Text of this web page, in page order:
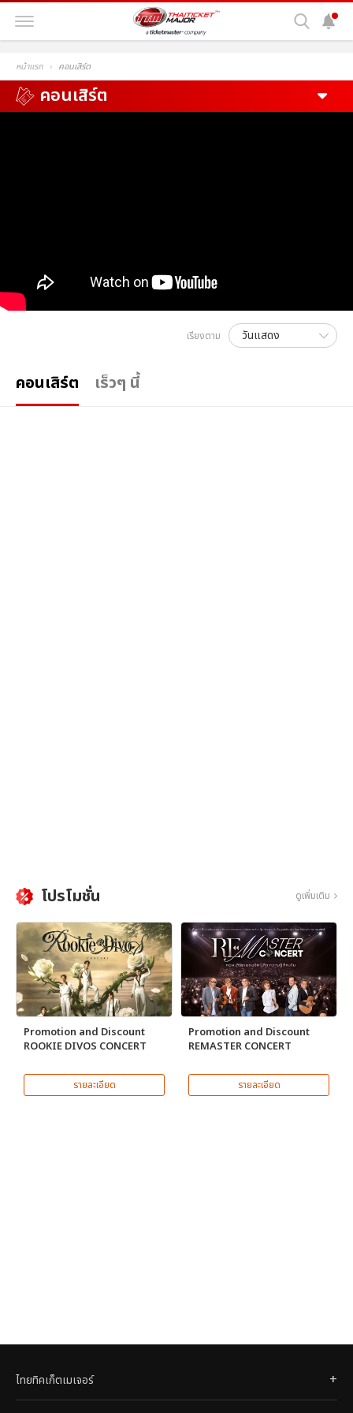
หน้าแรก คอนเสิร์ต
คอนเสิร์ต
เรียงตาม
คอนเสิร์ต เร็วๆ นี้
โปรโมชั่น ดูเพิ่มเติม
Promotion and Discount
ROOKIE DIVOS CONCERT
รายละเอียด
Promotion and Discount
REMASTER CONCERT
รายละเอียด
ไทยทิคเก็ตเมเจอร์